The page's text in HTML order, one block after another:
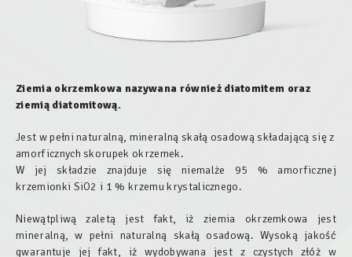
Ziemia okrzemkowa nazywana również diatomitem oraz
ziemią diatomitową.
Jest w pełni naturalną, mineralną skałą osadową składającą się z
amorficznych skorupek okrzemek.
W jej składzie znajduje się niemalże 95 % amorficznej
krzemionki SiO2 i 1 % krzemu krystalicznego.
Niewątpliwą zaletą jest fakt, iż ziemia okrzemkowa jest
mineralną, w pełni naturalną skałą osadową. Wysoką jakość
gwarantuje jej fakt, iż wydobywana jest z czystych złóż w